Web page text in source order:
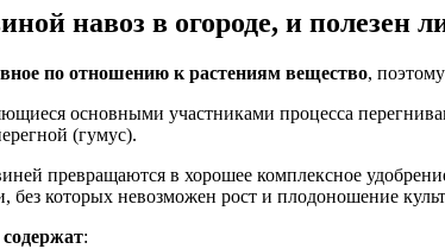
навоз в огороде, и полезен
по отношению к растениям вещество,
основными участниками процесса
(гумус).
превращаются в хорошее комплексное
которых невозможен рост и плодоношение
: